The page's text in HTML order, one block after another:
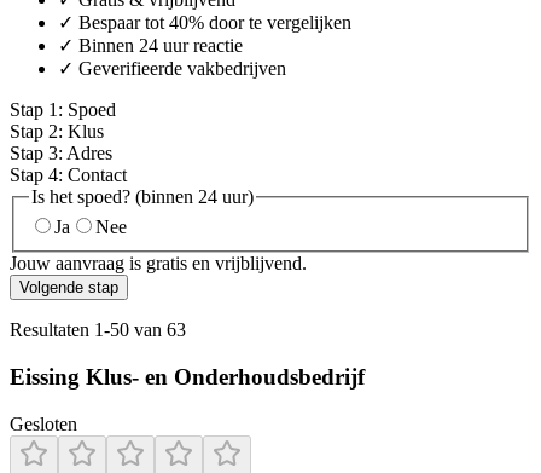
✓ Bespaar tot 40% door te vergelijken
✓ Binnen 24 uur reactie
✓ Geverifieerde vakbedrijven
Stap 1 : Spoed
Stap 2: Klus
Stap 3: Adres
Stap 4: Contact
Is het spoed? (binnen 24 uur)
Ja
Nee
Jouw aanvraag is gratis en vrijblijvend.
Volgende stap
Resultaten 1-50 van 63
Eissing Klus- en Onderhoudsbedrijf
Gesloten